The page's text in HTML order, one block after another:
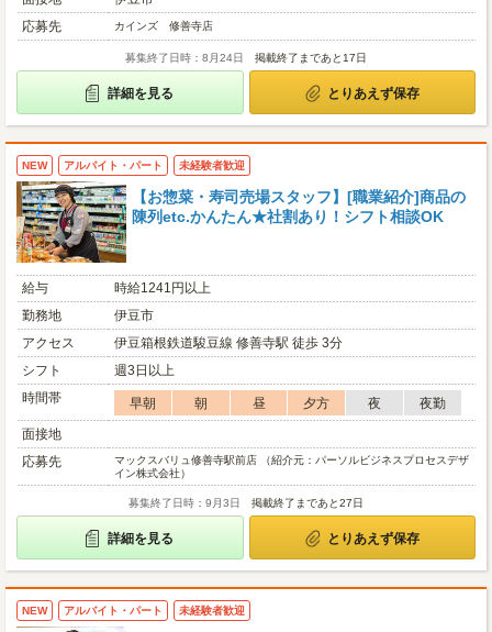
応募先
カインズ 修善寺店
募集終了日時：8月24日 掲載終了まであと17日
詳細を見る とりあえず保存
NEW アルバイト・パート 未経験者歓迎
【お惣菜・寿司売場スタッフ】[職業紹介]商品の
陳列etc.かんたん★社割あり！シフト相談OK
給与
時給1241円以上
勤務地
伊豆市
アクセス
伊豆箱根鉄道駿豆線 修善寺駅 徒歩 3分
シフト
週3日以上
時間帯
早朝 朝 昼 夕方 夜
夜勤
面接地
応募先
マックスバリュ修善寺駅前店 （紹介元：パーソルビジネスプロセスデザ
イン株式会社）
募集終了日時：9月3日 掲載終了まであと27日
詳細を見る とりあえず保存
NEW アルバイト・パート 未経験者歓迎